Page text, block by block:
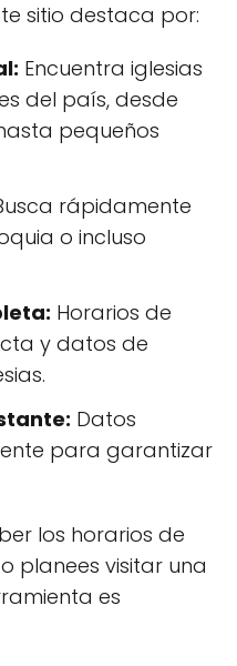
sitio destaca por:
Encuentra iglesias
del país, desde
pequeños
rápidamente
o incluso
Horarios de
y datos de
Datos
para garantizar
los horarios de
planees visitar una
es